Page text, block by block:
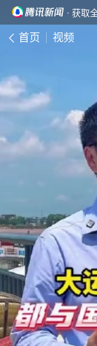
· 获取
首页 视频